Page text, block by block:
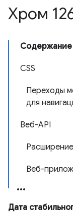
Хром
Содержание
CSS
Переходы
для
Веб-API
Веб-
Дата